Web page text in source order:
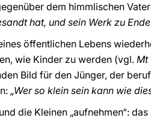
dem himmlischen
hat, und sein Werk zu
öffentlichen Lebens
wie Kinder zu werden (vgl. Mt
Bild für den Jünger, der
„Wer so klein sein kann wie
die Kleinen „aufnehmen“: